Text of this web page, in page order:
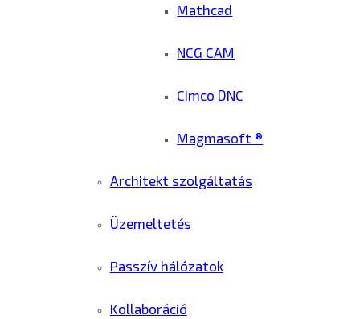
Mathcad
NCG CAM
Cimco DNC
Magmasoft ®
Architekt szolgáltatás
Üzemeltetés
Passzív hálózatok
Kollaboráció